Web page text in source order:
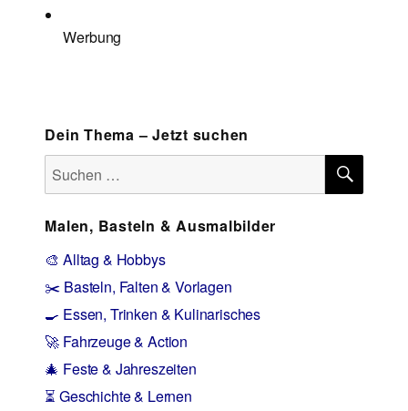
Werbung
Dein Thema – Jetzt suchen
Suchen
nach:
Malen, Basteln & Ausmalbilder
🎨 Alltag & Hobbys
✂️ Basteln, Falten & Vorlagen
🍳 Essen, Trinken & Kulinarisches
🚀 Fahrzeuge & Action
🎄 Feste & Jahreszeiten
⏳ Geschichte & Lernen